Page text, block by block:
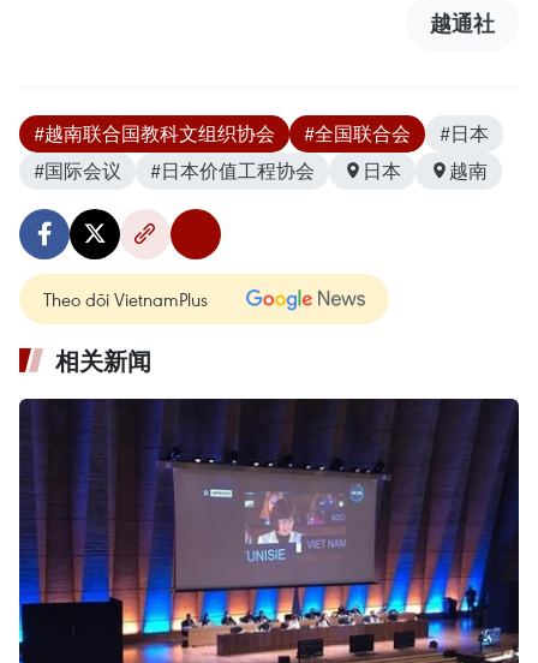
越通社
#越南联合国教科文组织协会 #全国联合会
#日本
#国际会议
#日本价值工程协会 日本 越南
Theo dõi VietnamPlus
相关新闻